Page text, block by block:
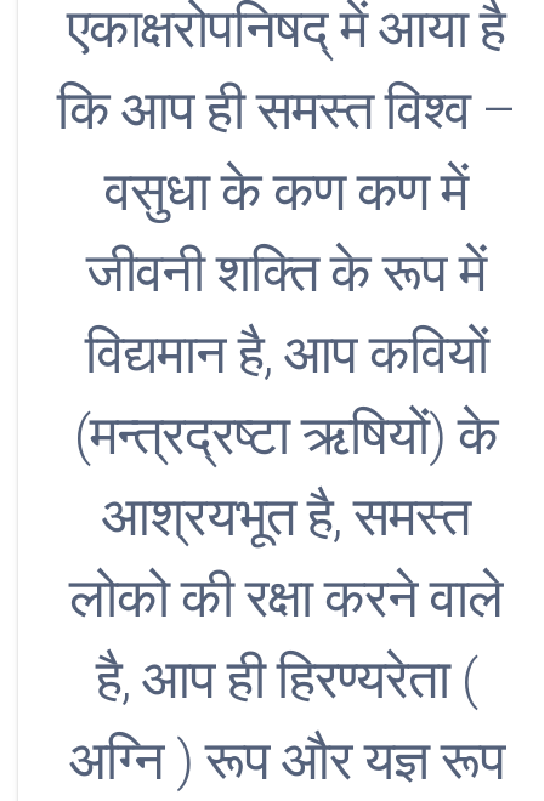
एकाक्षरोपनिषद् में आया है
कि आप ही समस्त विश्व –
वसुधा के कण कण में
जीवनी शक्ति के रूप में
विद्यमान है, आप कवियों
(मन्त्रद्रष्टा ऋषियों) के
आश्रयभूत है, समस्त
लोको की रक्षा करने वाले
है, आप ही हिरण्यरेता (
अग्नि ) रूप और यज्ञ रूप